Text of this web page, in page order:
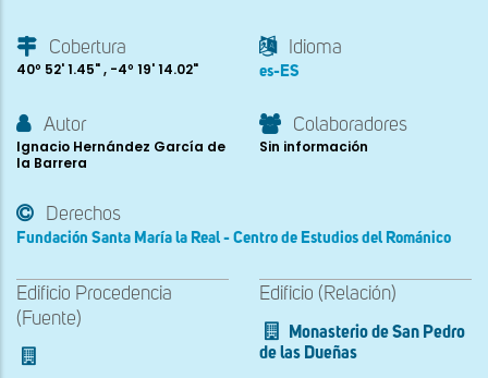
Cobertura
40º 52' 1.45" , -4º 19' 14.02"
Idioma
es-ES
Autor
Ignacio Hernández García de
la Barrera
Colaboradores
Sin información
Derechos
Fundación Santa María la Real - Centro de Estudios del Románico
Edificio Procedencia
(Fuente)
Edificio (Relación)
Monasterio de San Pedro
de las Dueñas